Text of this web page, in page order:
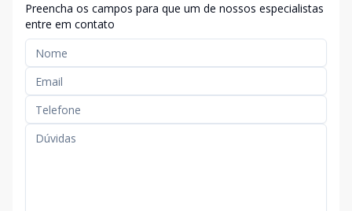
Preencha os campos para que um de nossos especialistas
entre em contato